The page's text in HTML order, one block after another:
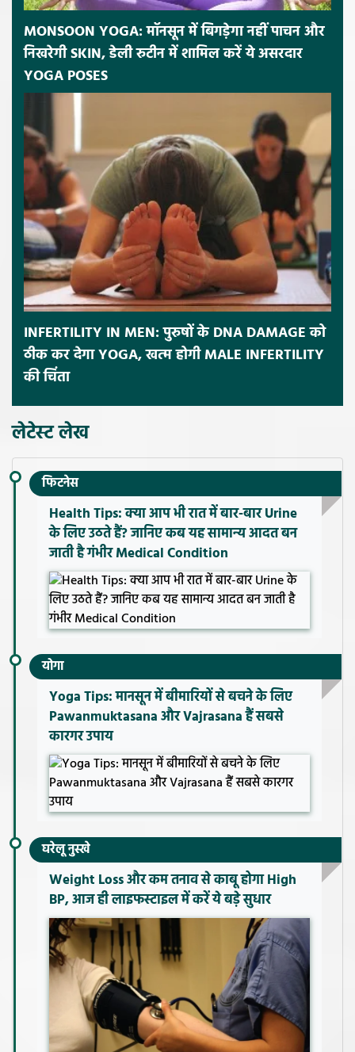
MONSOON YOGA: मॉनसून में बिगड़ेगा नहीं पाचन और
निखरेगी SKIN, डेली रुटीन में शामिल करें ये असरदार
YOGA POSES
INFERTILITY IN MEN: पुरुषों के DNA DAMAGE को
ठीक कर देगा YOGA, खत्म होगी MALE INFERTILITY
की चिंता
लेटेस्ट लेख
फिटनेस
Health Tips: क्या आप भी रात में बार-बार Urine
के लिए उठते हैं? जानिए कब यह सामान्य आदत बन
जाती है गंभीर Medical Condition
योगा
Yoga Tips: मानसून में बीमारियों से बचने के लिए
Pawanmuktasana और Vajrasana हैं सबसे
कारगर उपाय
घरेलू नुस्खे
Weight Loss और कम तनाव से काबू होगा High
BP, आज ही लाइफस्टाइल में करें ये बड़े सुधार